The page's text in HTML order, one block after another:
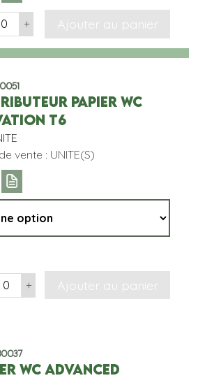
+ Ajouter au panier
PAPIER WC
T6
vente : UNITE(S)
+ Ajouter au panier
WC ADVANCED